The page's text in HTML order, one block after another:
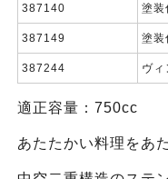
387140 塗装
387149 塗装
387244 ヴィ
適正容量：750cc
あたたかい料理をあ